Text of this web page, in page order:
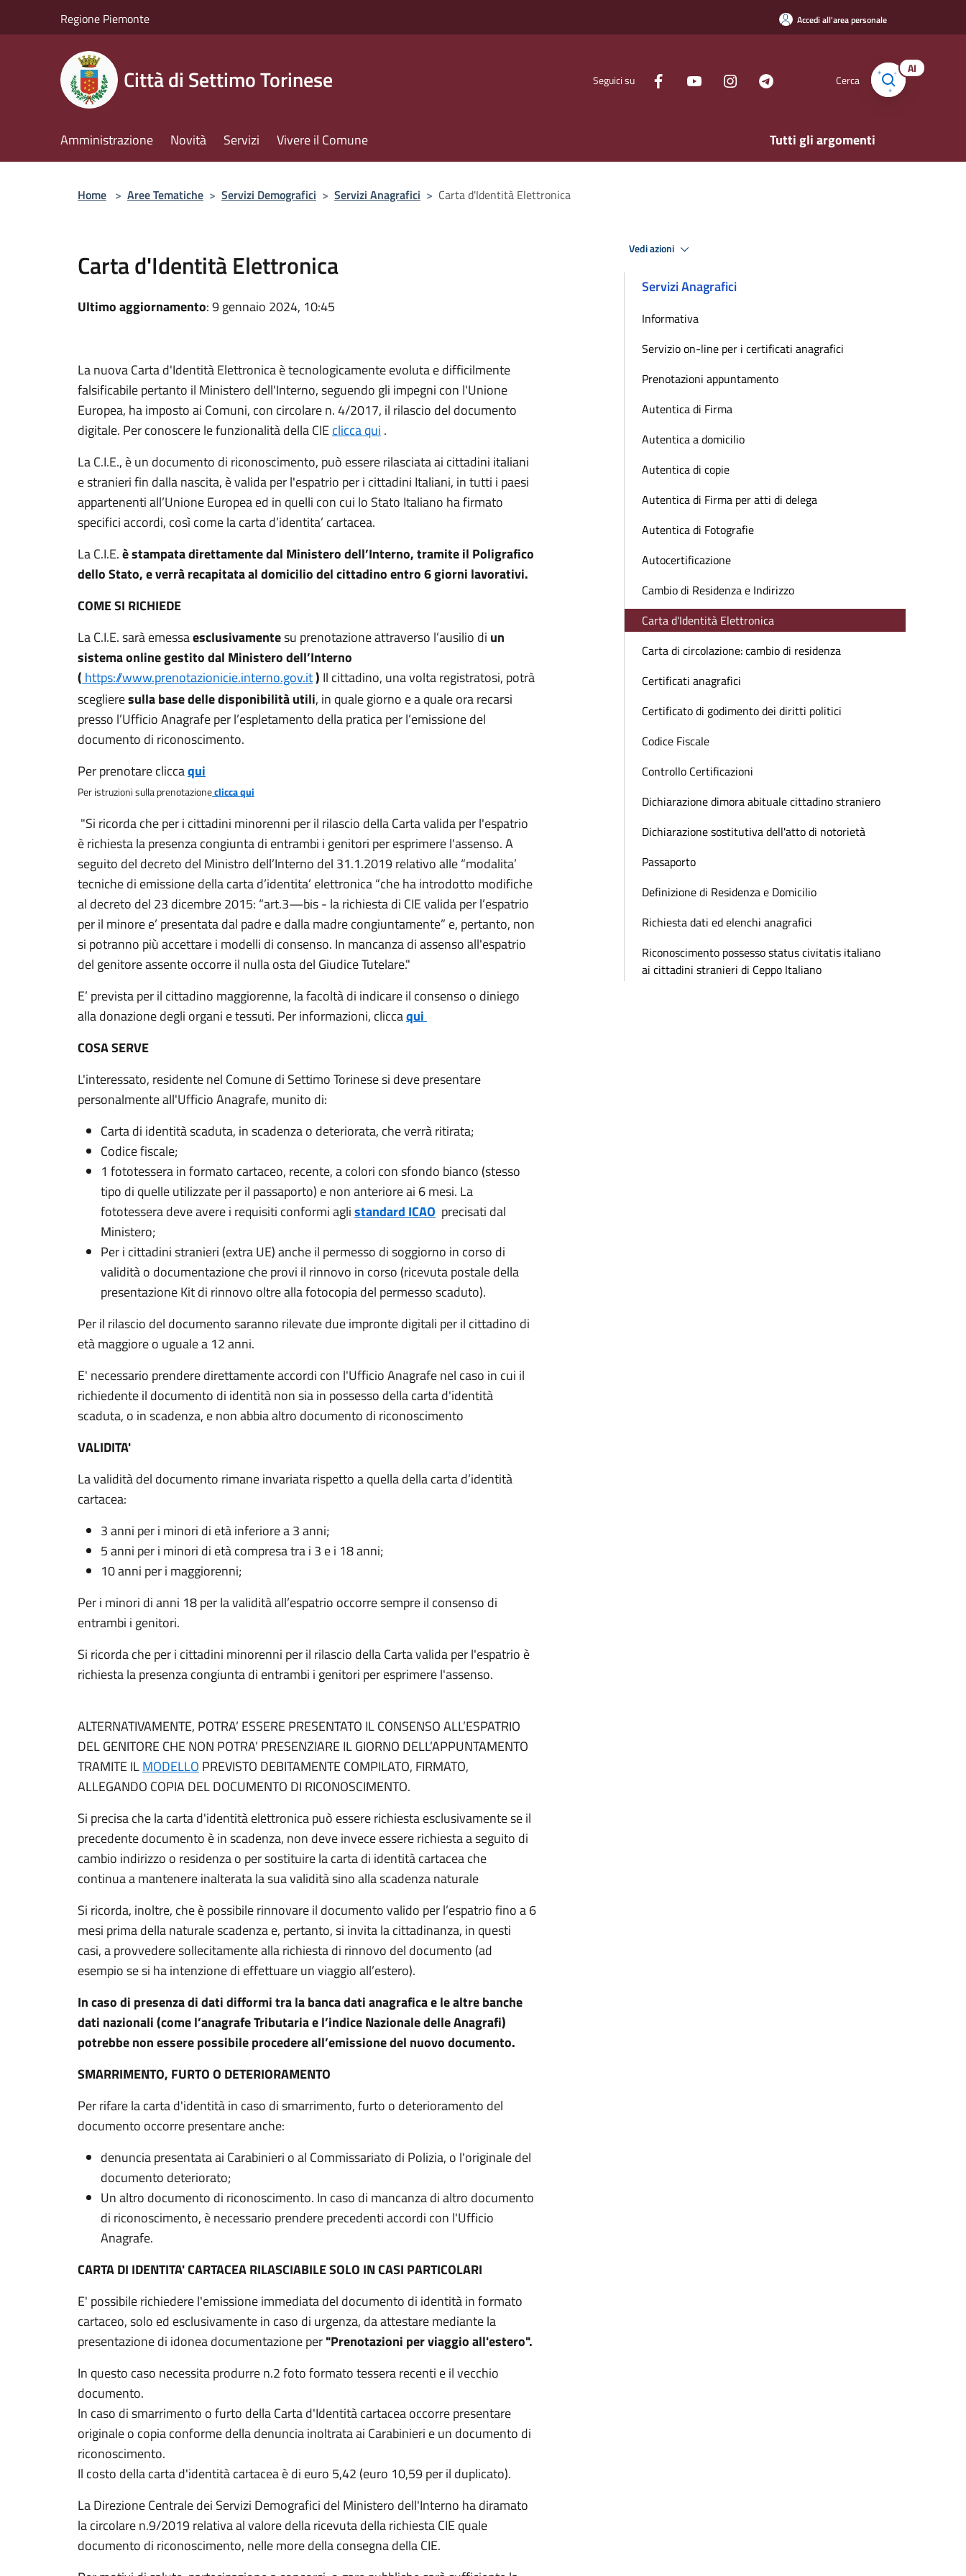
Regione Piemonte Accedi all'area personale
Città di Settimo Torinese Seguici su Cerca
AI
Amministrazione Novità Servizi Vivere il Comune Tutti gli argomenti
Home > Aree Tematiche > Servizi Demografici > Servizi Anagrafici > Carta d'Identità Elettronica
Carta d'Identità Elettronica
Ultimo aggiornamento: 9 gennaio 2024, 10:45
La nuova Carta d'Identità Elettronica è tecnologicamente evoluta e difficilmente
falsificabile pertanto il Ministero dell'Interno, seguendo gli impegni con l'Unione
Europea, ha imposto ai Comuni, con circolare n. 4/2017, il rilascio del documento
digitale. Per conoscere le funzionalità della CIEclicca qui .
La C.I.E., è un documento di riconoscimento, può essere rilasciata ai cittadini italiani
e stranieri fin dalla nascita, è valida per l'espatrio per i cittadini Italiani, in tutti i paesi
appartenenti all’Unione Europea ed in quelli con cui lo Stato Italiano ha firmato
specifici accordi, così come la carta d’identita’ cartacea.
La C.I.E.è stampata direttamente dal Ministero dell’Interno, tramite il Poligrafico
dello Stato, e verrà recapitata al domicilio del cittadino entro 6 giorni lavorativi.
COME SI RICHIEDE
La C.I.E. sarà emessaesclusivamentesu prenotazione attraverso l’ausilio di un
sistema online gestito dal Ministero dell’Interno
( https://www.prenotazionicie.interno.gov.it) Il cittadino, una volta registratosi, potrà
sceglieresulla base delle disponibilità utili, in quale giorno e a quale ora recarsi
presso l’Ufficio Anagrafe per l’espletamento della pratica per l’emissione del
documento di riconoscimento.
Per prenotare cliccaqui
Per istruzioni sulla prenotazioneclicca qui
"Si ricorda che per i cittadini minorenni per il rilascio della Carta valida per l'espatrio
è richiesta la presenza congiunta di entrambi i genitori per esprimere l'assenso. A
seguito del decreto del Ministro dell’Interno del 31.1.2019 relativo alle “modalita’
tecniche di emissione della carta d’identita’ elettronica “che ha introdotto modifiche
al decreto del 23 dicembre 2015: “art.3—bis - la richiesta di CIE valida per l’espatrio
per il minore e’ presentata dal padre e dalla madre congiuntamente” e, pertanto, non
si potranno più accettare i modelli di consenso. In mancanza di assenso all'espatrio
del genitore assente occorre il nulla osta del Giudice Tutelare."
E’ prevista per il cittadino maggiorenne, la facoltà di indicare il consenso o diniego
alla donazione degli organi e tessuti. Per informazioni, cliccaqui
COSA SERVE
L'interessato, residente nel Comune di Settimo Torinese si deve presentare
personalmente all'Ufficio Anagrafe, munito di:
Carta di identità scaduta, in scadenza o deteriorata, che verrà ritirata;
Codice fiscale;
1 fototessera in formato cartaceo, recente, a colori con sfondo bianco (stesso
tipo di quelle utilizzate per il passaporto) e non anteriore ai 6 mesi. La
fototessera deve avere i requisiti conformi aglistandard ICAO precisati dal
Ministero;
Per i cittadini stranieri (extra UE) anche il permesso di soggiorno in corso di
validità o documentazione che provi il rinnovo in corso (ricevuta postale della
presentazione Kit di rinnovo oltre alla fotocopia del permesso scaduto).
Per il rilascio del documento saranno rilevate due impronte digitali per il cittadino di
età maggiore o uguale a 12 anni.
E' necessario prendere direttamente accordi con l'Ufficio Anagrafe nel caso in cui il
richiedente il documento di identità non sia in possesso della carta d'identità
scaduta, o in scadenza, e non abbia altro documento di riconoscimento
VALIDITA'
La validità del documento rimane invariata rispetto a quella della carta d’identità
cartacea:
3 anni per i minori di età inferiore a 3 anni;
5 anni per i minori di età compresa tra i 3 e i 18 anni;
10 anni per i maggiorenni;
Per i minori di anni 18 per la validità all’espatrio occorre sempre il consenso di
entrambi i genitori.
Si ricorda che per i cittadini minorenni per il rilascio della Carta valida per l'espatrio è
richiesta la presenza congiunta di entrambi i genitori per esprimere l'assenso.
ALTERNATIVAMENTE, POTRA’ ESSERE PRESENTATO IL CONSENSO ALL’ESPATRIO
DEL GENITORE CHE NON POTRA’ PRESENZIARE IL GIORNO DELL’APPUNTAMENTO
TRAMITE ILMODELLO PREVISTO DEBITAMENTE COMPILATO, FIRMATO,
ALLEGANDO COPIA DEL DOCUMENTO DI RICONOSCIMENTO.
Si precisa che la carta d'identità elettronica può essere richiesta esclusivamente se il
precedente documento è in scadenza, non deve invece essere richiesta a seguito di
cambio indirizzo o residenza o per sostituire la carta di identità cartacea che
continua a mantenere inalterata la sua validità sino alla scadenza naturale
Si ricorda, inoltre, che è possibile rinnovare il documento valido per l’espatrio fino a 6
mesi prima della naturale scadenza e, pertanto, si invita la cittadinanza, in questi
casi, a provvedere sollecitamente alla richiesta di rinnovo del documento (ad
esempio se si ha intenzione di effettuare un viaggio all’estero).
In caso di presenza di dati difformi tra la banca dati anagrafica e le altre banche
dati nazionali (come l’anagrafe Tributaria e l’indice Nazionale delle Anagrafi)
potrebbe non essere possibile procedere all’emissione del nuovo documento.
SMARRIMENTO, FURTO O DETERIORAMENTO
Per rifare la carta d'identità in caso di smarrimento, furto o deterioramento del
documento occorre presentare anche:
denuncia presentata ai Carabinieri o al Commissariato di Polizia, o l'originale del
documento deteriorato;
Un altro documento di riconoscimento. In caso di mancanza di altro documento
di riconoscimento, è necessario prendere precedenti accordi con l'Ufficio
Anagrafe.
CARTA DI IDENTITA' CARTACEA RILASCIABILE SOLO IN CASI PARTICOLARI
E' possibile richiedere l'emissione immediata del documento di identità in formato
cartaceo, solo ed esclusivamente in caso di urgenza, da attestare mediante la
presentazione di idonea documentazione per"Prenotazioni per viaggio all'estero".
In questo caso necessita produrre n.2 foto formato tessera recenti e il vecchio
documento.
In caso di smarrimento o furto della Carta d'Identità cartacea occorre presentare
originale o copia conforme della denuncia inoltrata ai Carabinieri e un documento di
riconoscimento.
Il costo della carta d'identità cartacea è di euro 5,42 (euro 10,59 per il duplicato).
La Direzione Centrale dei Servizi Demografici del Ministero dell'Interno ha diramato
la circolare n.9/2019 relativa al valore della ricevuta della richiesta CIE quale
documento di riconoscimento, nelle more della consegna della CIE.
Vedi azioni
Servizi Anagrafici
Informativa
Servizio on-line per i certificati anagrafici
Prenotazioni appuntamento
Autentica di Firma
Autentica a domicilio
Autentica di copie
Autentica di Firma per atti di delega
Autentica di Fotografie
Autocertificazione
Cambio di Residenza e Indirizzo
Carta d'Identità Elettronica
Carta di circolazione: cambio di residenza
Certificati anagrafici
Certificato di godimento dei diritti politici
Codice Fiscale
Controllo Certificazioni
Dichiarazione dimora abituale cittadino straniero
Dichiarazione sostitutiva dell'atto di notorietà
Passaporto
Definizione di Residenza e Domicilio
Richiesta dati ed elenchi anagrafici
Riconoscimento possesso status civitatis italiano
ai cittadini stranieri di Ceppo Italiano